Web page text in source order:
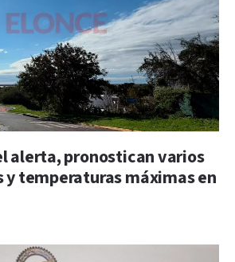
alerta, pronostican varios
y temperaturas máximas en